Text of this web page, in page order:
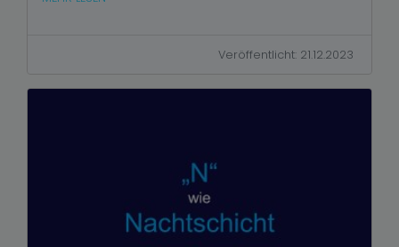
Veröffentlicht: 21.12.2023